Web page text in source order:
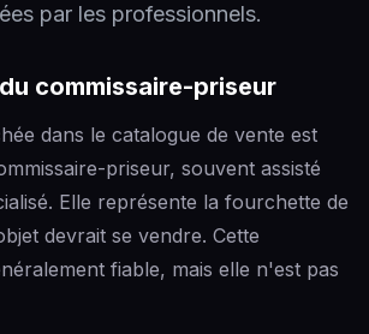
par les professionnels.
commissaire-priseur
dans le catalogue de vente est
priseur, souvent assisté
Elle représente la fourchette de
devrait se vendre. Cette
fiable, mais elle n'est pas